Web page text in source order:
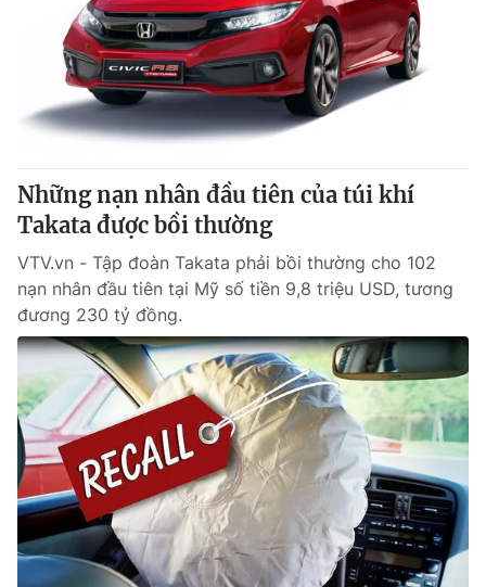
VTV Sức khoẻ Bất động sản
Thị trường 24h Tấm lòng Việt
VTV4 Vươn mình bằng AI
VTV9 VTV8
Liên hệ tòa soạn English
THỜI BÁO VTV
Theo dõi báo trên
Cơ quan chủ quản:Đài Truyền hình Việt Nam
Cơ quan báo chí:Thời báo VTV
Những nạn nhân đầu tiên của túi khí
Takata được bồi thường
VTV.vn - Tập đoàn Takata phải bồi thường cho 102
nạn nhân đầu tiên tại Mỹ số tiền 9,8 triệu USD, tương
đương 230 tỷ đồng.